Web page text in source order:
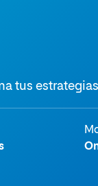
a la
Educación
tus